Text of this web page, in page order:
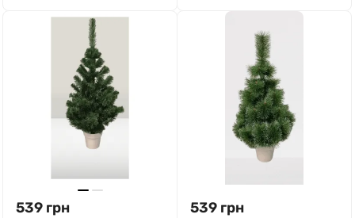
539 грн 539 грн